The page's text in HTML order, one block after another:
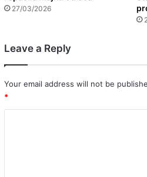
27/03/2026
Leave a Reply
Your email address will not be
*